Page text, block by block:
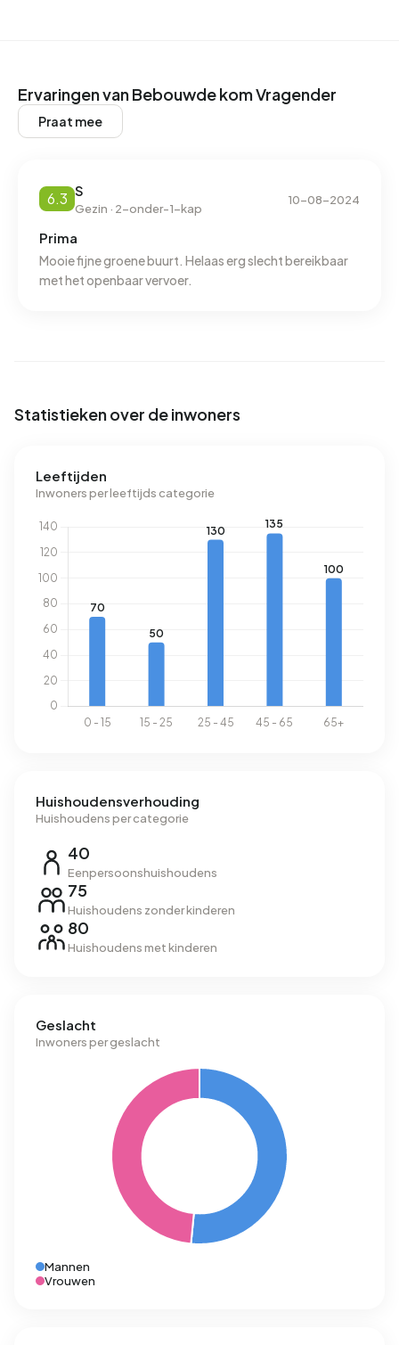
www.thuisindeachterhoek.nl. Afgelopen jaar zijn er geen
woningen verhuurd in Bebouwde kom Vragender.
Geen recente verhuurdata beschikbaar voor Bebouwde
Energie
In Bebouwde kom Vragender zijn er 190 adressen met een
geregistreerd energielabel. De meest voorkomende
labels zijn A (21%), C (19%) en B (18%). Gemiddeld
Ervaringen van Bebouwde kom Vragender
Praat mee
6.3 S
Gezin · 2-onder-1-kap
10-08-2024
Prima
Mooie fijne groene buurt. Helaas erg slecht bereikbaar
met het openbaar vervoer.
Statistieken over de inwoners
Leeftijden
Inwoners per leeftijds categorie
Huishoudensverhouding
Huishoudens per categorie
40
Eenpersoonshuishoudens
75
Huishoudens zonder kinderen
80
Huishoudens met kinderen
Geslacht
Inwoners per geslacht
Mannen
Vrouwen